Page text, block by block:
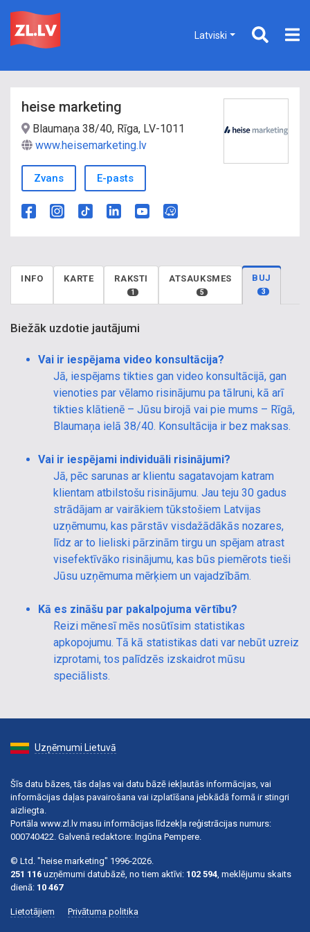
Latviski
heise marketing
Blaumaņa 38/40, Rīga, LV-1011
www.heisemarketing.lv
Zvans E-pasts
INFO KARTE RAKSTI
1
ATSAUKSMES
5
BUJ
3
Biežāk uzdotie jautājumi
Vai ir iespējama video konsultācija?
Jā, iespējams tikties gan video konsultācijā, gan
vienoties par vēlamo risinājumu pa tālruni, kā arī
tikties klātienē – Jūsu birojā vai pie mums – Rīgā,
Blaumaņa ielā 38/40. Konsultācija ir bez maksas.
Vai ir iespējami individuāli risinājumi?
Jā, pēc sarunas ar klientu sagatavojam katram
klientam atbilstošu risinājumu. Jau teju 30 gadus
strādājam ar vairākiem tūkstošiem Latvijas
uzņēmumu, kas pārstāv visdažādākās nozares,
līdz ar to lieliski pārzinām tirgu un spējam atrast
visefektīvāko risinājumu, kas būs piemērots tieši
Jūsu uzņēmuma mērķiem un vajadzībām.
Kā es zināšu par pakalpojuma vērtību?
Reizi mēnesī mēs nosūtīsim statistikas
apkopojumu. Tā kā statistikas dati var nebūt uzreiz
izprotami, tos palīdzēs izskaidrot mūsu
speciālists.
Uzņēmumi Lietuvā
Šīs datu bāzes, tās daļas vai datu bāzē iekļautās informācijas, vai
informācijas daļas pavairošana vai izplatīšana jebkādā formā ir stingri
aizliegta.
Portāla www.zl.lv masu informācijas līdzekļa reģistrācijas numurs:
000740422. Galvenā redaktore: Ingūna Pempere.
© Ltd. "heise marketing" 1996-2026.
251 116 uzņēmumi datubāzē, no tiem aktīvi: 102 594, meklējumu skaits
dienā: 10 467
Lietotājiem Privātuma politika